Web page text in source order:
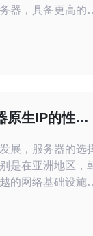
器，具备更高的
速度有多重要？
原生IP的性能
展，服务器的选
是在亚洲地区，
的网络基础设施